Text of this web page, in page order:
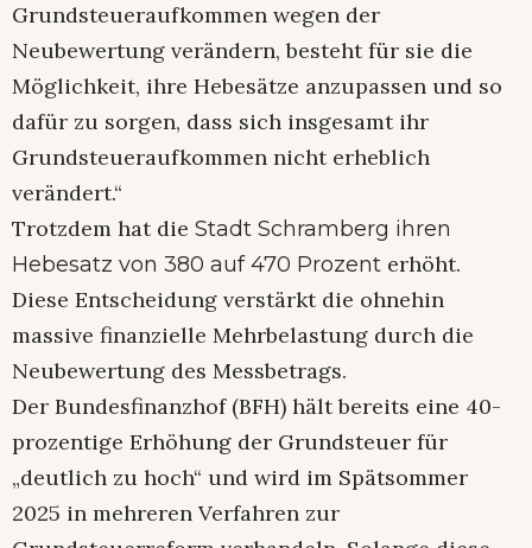
Grundsteueraufkommen wegen der
Neubewertung verändern, besteht für sie die
Möglichkeit, ihre Hebesätze anzupassen und so
dafür zu sorgen, dass sich insgesamt ihr
Grundsteueraufkommen nicht erheblich
verändert.“
Trotzdem hat die Stadt Schramberg ihren
Hebesatz von 380 auf 470 Prozent erhöht.
Diese Entscheidung verstärkt die ohnehin
massive finanzielle Mehrbelastung durch die
Neubewertung des Messbetrags.
Der Bundesfinanzhof (BFH) hält bereits eine 40-
prozentige Erhöhung der Grundsteuer für
„deutlich zu hoch“ und wird im Spätsommer
2025 in mehreren Verfahren zur